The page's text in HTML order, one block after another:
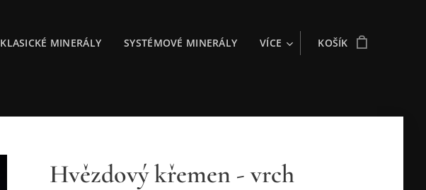
KLASICKÉ MINERÁLY SYSTÉMOVÉ MINERÁLY VÍCE KOŠÍK
Hvězdový křemen - vrch